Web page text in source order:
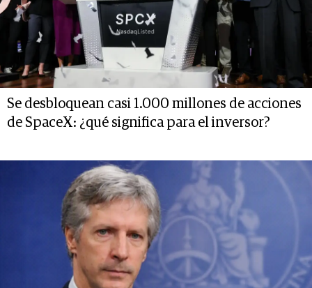
Se desbloquean casi 1.000 millones de acciones
de SpaceX: ¿qué significa para el inversor?